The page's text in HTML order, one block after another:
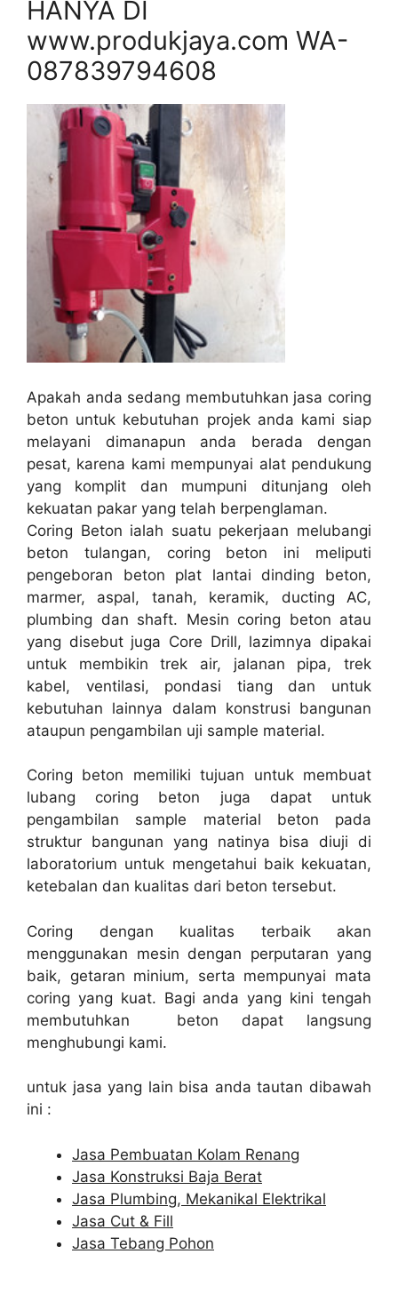
HANYA DI
www.produkjaya.com WA-
087839794608
Apakah anda sedang membutuhkan jasa coring
beton untuk kebutuhan projek anda kami siap
melayani dimanapun anda berada dengan
pesat, karena kami mempunyai alat pendukung
yang komplit dan mumpuni ditunjang oleh
kekuatan pakar yang telah berpenglaman.
Coring Beton ialah suatu pekerjaan melubangi
beton tulangan, coring beton ini meliputi
pengeboran beton plat lantai dinding beton,
marmer, aspal, tanah, keramik, ducting AC,
plumbing dan shaft. Mesin coring beton atau
yang disebut juga Core Drill, lazimnya dipakai
untuk membikin trek air, jalanan pipa, trek
kabel, ventilasi, pondasi tiang dan untuk
kebutuhan lainnya dalam konstrusi bangunan
ataupun pengambilan uji sample material.
Coring beton memiliki tujuan untuk membuat
lubang coring beton juga dapat untuk
pengambilan sample material beton pada
struktur bangunan yang natinya bisa diuji di
laboratorium untuk mengetahui baik kekuatan,
ketebalan dan kualitas dari beton tersebut.
Coring dengan kualitas terbaik akan
menggunakan mesin dengan perputaran yang
baik, getaran minium, serta mempunyai mata
coring yang kuat. Bagi anda yang kini tengah
membutuhkan beton dapat langsung
menghubungi kami.
untuk jasa yang lain bisa anda tautan dibawah
ini :
Jasa Pembuatan Kolam Renang
Jasa Konstruksi Baja Berat
Jasa Plumbing, Mekanikal Elektrikal
Jasa Cut & Fill
Jasa Tebang Pohon